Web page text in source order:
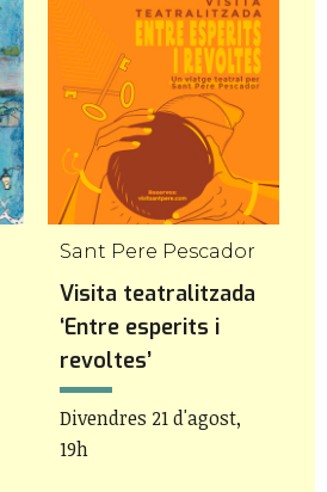
Sant Pere Pescador
Visita teatralitzada
‘Entre esperits i
revoltes’
Divendres 21 d'agost,
19h